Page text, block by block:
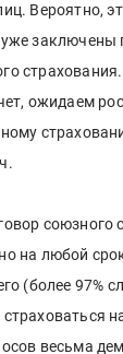
Вероятно,
заключены
ожидаем
союзного
на любой
(более 97%
весьма